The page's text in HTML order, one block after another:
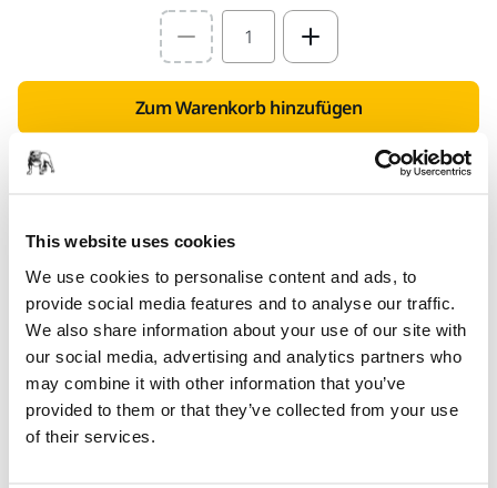
This website uses cookies
We use cookies to personalise content and ads, to
provide social media features and to analyse our traffic.
We also share information about your use of our site with
our social media, advertising and analytics partners who
may combine it with other information that you’ve
provided to them or that they’ve collected from your use
of their services.
Select quantity value
Zum Warenkorb hinzufügen
FÜR SIE BEREITGESTELLT
Kostenlose Lieferung ab 49,90 € inkl. MwSt.
Sichere Bezahlung per Kreditkarte
Sendungsverfolgung